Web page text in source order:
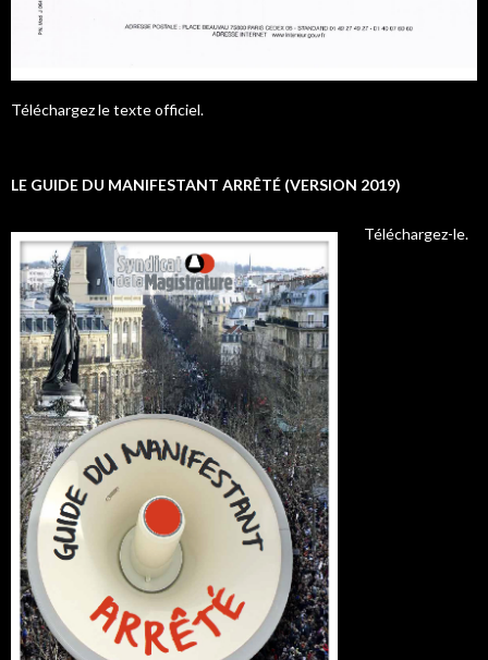
Téléchargez le texte officiel.
LE GUIDE DU MANIFESTANT ARRÊTÉ (VERSION 2019)
Téléchargez-le.